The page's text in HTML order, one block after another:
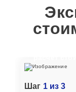
Шаг 1 из 3